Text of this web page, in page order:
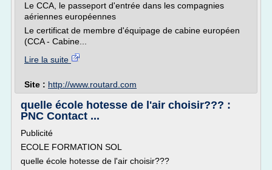
Le CCA, le passeport d'entrée dans les compagnies
aériennes européennes
Le certificat de membre d'équipage de cabine européen
(CCA - Cabine...
Lire la suite
Site : http://www.routard.com
quelle école hotesse de l'air choisir??? :
PNC Contact ...
Publicité
ECOLE FORMATION SOL
quelle école hotesse de l'air choisir???